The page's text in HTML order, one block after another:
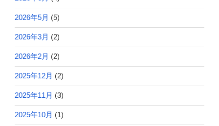
2026年5月 (5)
2026年3月 (2)
2026年2月 (2)
2025年12月 (2)
2025年11月 (3)
2025年10月 (1)